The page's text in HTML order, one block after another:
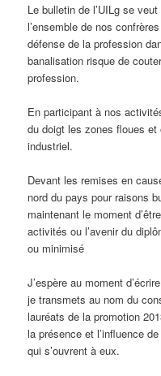
Le bulletin de l’UILg se
l’ensemble de nos
défense de la profession
banalisation risque de
profession.
En participant à nos
du doigt les zones floues et
industriel.
Devant les remises en
nord du pays pour raisons
maintenant le moment
activités ou l’avenir du
ou minimisé
J’espère au moment
je transmets au nom du
lauréats de la promotion
la présence et l’influence
qui s’ouvrent à eux.